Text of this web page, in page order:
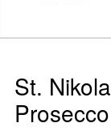
St.
Prosecco